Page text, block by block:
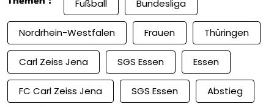
Fußball Bundesliga
Nordrhein-Westfalen Frauen Thüringen
Carl Zeiss Jena SGS Essen Essen
FC Carl Zeiss Jena SGS Essen Abstieg